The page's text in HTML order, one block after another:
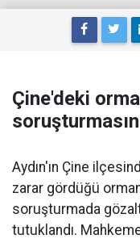
Çine'deki
Aydın'ın Çine
zarar gördüğü
soruşturmada
tutuklandı.